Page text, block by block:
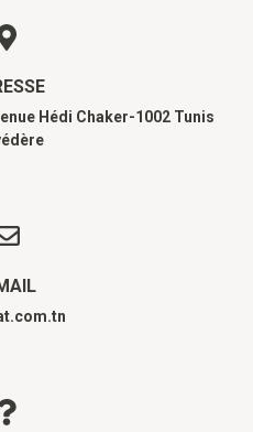
Hédi Chaker-1002 Tunis